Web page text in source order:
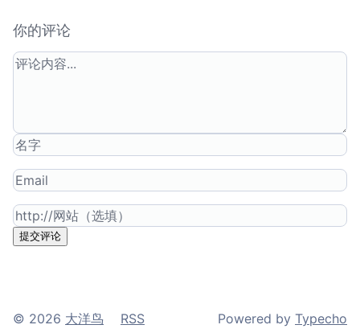
你的评论
提交评论
© 2026 大洋鸟 RSS Powered by Typecho